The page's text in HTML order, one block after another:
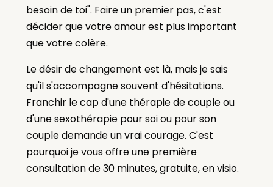
besoin de toi". Faire un premier pas, c'est
décider que votre amour est plus important
que votre colère.
Le désir de changement est là, mais je sais
qu'il s'accompagne souvent d'hésitations.
Franchir le cap d'une thérapie de couple ou
d'une sexothérapie pour soi ou pour son
couple demande un vrai courage. C'est
pourquoi je vous offre une première
consultation de 30 minutes, gratuite, en visio.